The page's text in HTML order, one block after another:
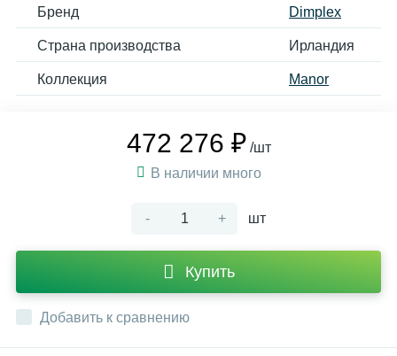
Бренд Dimplex
Страна производства Ирландия
Коллекция Manor
472 276 ₽ /шт
В наличии много
- + шт
Купить
Добавить к сравнению